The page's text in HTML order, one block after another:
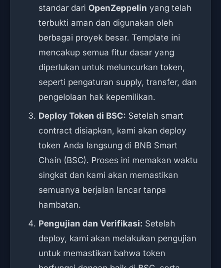
standar dari OpenZeppelin yang telah
terbukti aman dan digunakan oleh
berbagai proyek besar. Template ini
mencakup semua fitur dasar yang
diperlukan untuk meluncurkan token,
seperti pengaturan supply, transfer, dan
pengelolaan hak kepemilikan.
Deploy Token di BSC: Setelah smart
contract disiapkan, kami akan deploy
token Anda langsung di BNB Smart
Chain (BSC). Proses ini memakan waktu
singkat dan kami akan memastikan
semuanya berjalan lancar tanpa
hambatan.
Pengujian dan Verifikasi: Setelah
deploy, kami akan melakukan pengujian
untuk memastikan bahwa token